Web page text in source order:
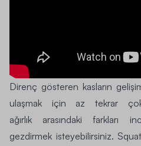
Direnç gösteren kasların
ulaşmak için az tekrar
ağırlık
arasındaki farkları
gezdirmek isteyebilirsiniz.